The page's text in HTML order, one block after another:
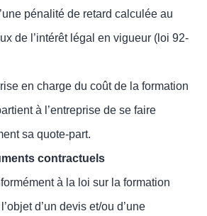
pénalité de retard calculée au
de l’intérêt légal en vigueur (loi 92-
en charge du coût de la formation
à l’entreprise de se faire
sa quote-part.
contractuels
à la loi sur la formation
d’un devis et/ou d’une